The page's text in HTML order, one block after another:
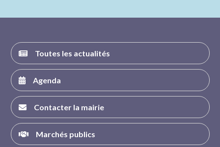
Toutes les actualités
Agenda
Contacter la mairie
Marchés publics